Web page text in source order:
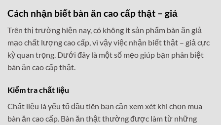
Cách nhận biết bàn ăn cao cấp thật – giả
Trên thị trường hiện nay, có không ít sản phẩm bàn ăn giả
mạo chất lượng cao cấp, vì vậy việc nhận biết thật – giả cực
kỳ quan trọng. Dưới đây là một số mẹo giúp bạn phân biệt
bàn ăn cao cấp thật.
Kiểm tra chất liệu
Chất liệu là yếu tố đầu tiên bạn cần xem xét khi chọn mua
bàn ăn cao cấp. Bàn ăn thật thường được làm từ những